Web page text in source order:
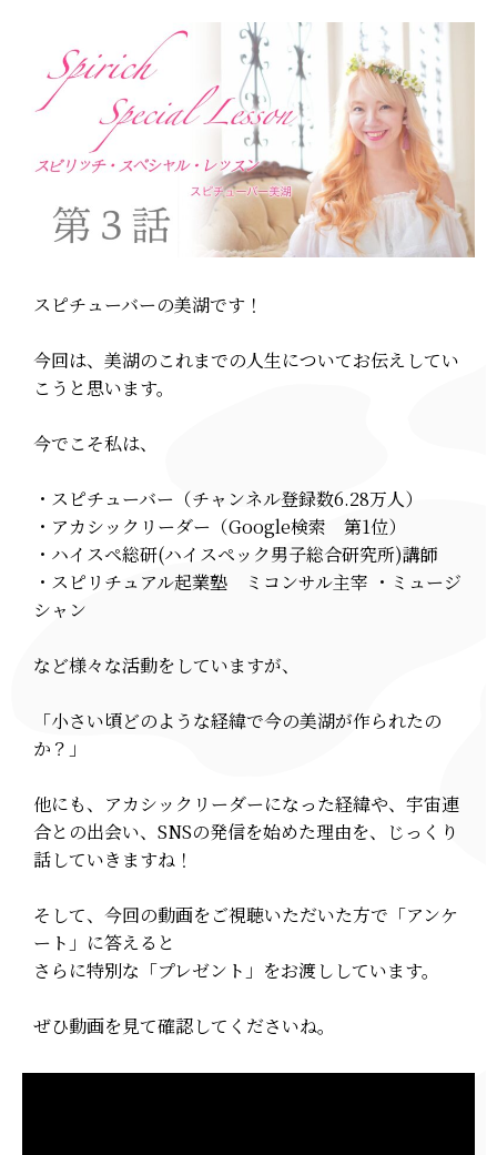
スピチューバーの美湖です！
今回は、美湖のこれまでの人生についてお伝えしてい
こうと思います。
今でこそ私は、
・スピチューバー（チャンネル登録数6.28万人）
・アカシックリーダー（Google検索 第1位）
・ハイスペ総研(ハイスペック男子総合研究所)講師
・スピリチュアル起業塾 ミコンサル主宰 ・ミュージ
シャン
など様々な活動をしていますが、
「小さい頃どのような経緯で今の美湖が作られたの
か？」
他にも、アカシックリーダーになった経緯や、宇宙連
合との出会い、SNSの発信を始めた理由を、じっくり
話していきますね！
そして、今回の動画をご視聴いただいた方で「アンケ
ート」に答えると
さらに特別な「プレゼント」をお渡ししています。
ぜひ動画を見て確認してくださいね。